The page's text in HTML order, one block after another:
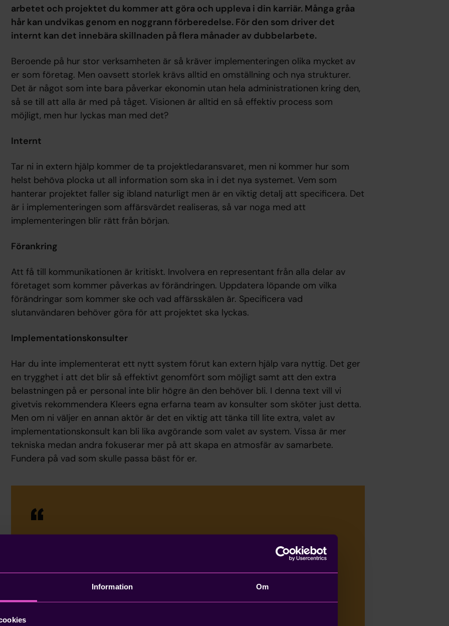
Information Om
arbetet och projektet du kommer att göra och uppleva i din karriär. Många gråa
hår kan undvikas genom en noggrann förberedelse. För den som driver det
internt kan det innebära skillnaden på flera månader av dubbelarbete.
Beroende på hur stor verksamheten är så kräver implementeringen olika mycket av
er som företag. Men oavsett storlek krävs alltid en omställning och nya strukturer.
Det är något som inte bara påverkar ekonomin utan hela administrationen kring den,
så se till att alla är med på tåget. Visionen är alltid en så effektiv process som
möjligt, men hur lyckas man med det?
Internt
Tar ni in extern hjälp kommer de ta projektledaransvaret, men ni kommer hur som
helst behöva plocka ut all information som ska in i det nya systemet. Vem som
hanterar projektet faller sig ibland naturligt men är en viktig detalj att specificera. Det
är i implementeringen som affärsvärdet realiseras, så var noga med att
implementeringen blir rätt från början.
Förankring
Att få till kommunikationen är kritiskt. Involvera en representant från alla delar av
företaget som kommer påverkas av förändringen. Uppdatera löpande om vilka
förändringar som kommer ske och vad affärsskälen är. Specificera vad
slutanvändaren behöver göra för att projektet ska lyckas.
Implementationskonsulter
Har du inte implementerat ett nytt system förut kan extern hjälp vara nyttig. Det ger
en trygghet i att det blir så effektivt genomfört som möjligt samt att den extra
belastningen på er personal inte blir högre än den behöver bli. I denna text vill vi
givetvis rekommendera Kleers egna erfarna team av konsulter som sköter just detta.
Men om ni väljer en annan aktör är det en viktig att tänka till lite extra, valet av
implementationskonsult kan bli lika avgörande som valet av system. Vissa är mer
tekniska medan andra fokuserar mer på att skapa en atmosfär av samarbete.
Fundera på vad som skulle passa bäst för er.
Det är viktigt att man har tillräckligt med erfarenhet för
att veta i vilken ordning man kan göra saker och sätta
bra deadlines. Du vill inte sitta i ett förändringsprojekt
utöver dina vanliga arbetsuppgifter under längre tid än